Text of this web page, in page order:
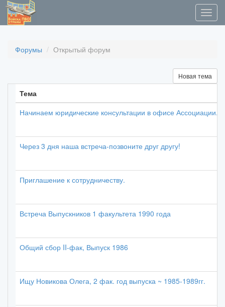
Форумы Открытый форум
Новая тема
Тема
Начинаем юридические консультации в офисе Ассоциации.
Через 3 дня наша встреча-позвоните друг другу!
Приглашение к сотрудничеству.
Встреча Выпускников 1 факультета 1990 года
Общий сбор II-фак, Выпуск 1986
Ищу Новикова Олега, 2 фак. год выпуска ~ 1985-1989гг.